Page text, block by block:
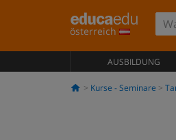
österreich
AUSBILDUNG
Kurse - Seminare